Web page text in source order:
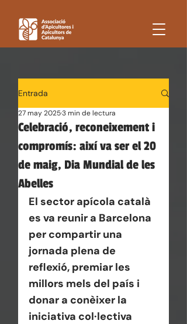
Entrada
Celebració, reconeixement i
compromís: així va ser el 20
de maig, Dia Mundial de les
Abelles
27 may 20253 min de lectura
El sector apícola català
es va reunir a Barcelona
per compartir una
jornada plena de
reflexió, premiar les
millors mels del país i
donar a conèixer la
iniciativa col·lectiva